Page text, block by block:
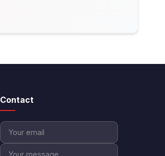
Contact